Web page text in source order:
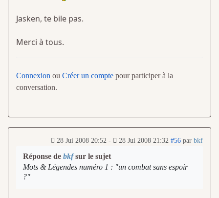
Jasken, te bile pas.
Merci à tous.
Connexion ou Créer un compte pour participer à la
conversation.
28 Jui 2008 20:52 - 28 Jui 2008 21:32 #56 par bkf
Réponse de bkfsur le sujet
Mots & Légendes numéro 1 : "un combat sans espoir
?"